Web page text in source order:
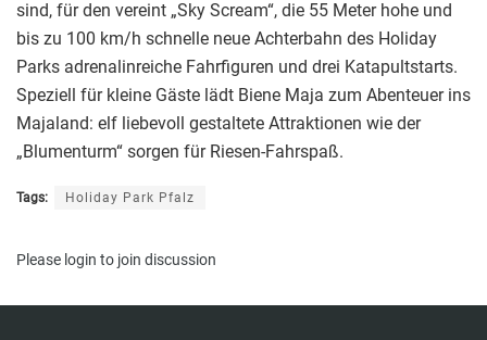
sind, für den vereint „Sky Scream“, die 55 Meter hohe und
bis zu 100 km/h schnelle neue Achterbahn des Holiday
Parks adrenalinreiche Fahrfiguren und drei Katapultstarts.
Speziell für kleine Gäste lädt Biene Maja zum Abenteuer ins
Majaland: elf liebevoll gestaltete Attraktionen wie der
„Blumenturm“ sorgen für Riesen-Fahrspaß.
Tags: Holiday Park Pfalz
Please login to join discussion